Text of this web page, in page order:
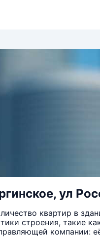
ул
квартир в
строения, такие
компании: